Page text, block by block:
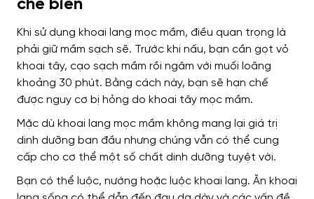
chế biến
Khi sử dụng khoai lang mọc mầm, điều quan trọng là
phải giữ mầm sạch sẽ. Trước khi nấu, bạn cần gọt vỏ
khoai tây, cạo sạch mầm rồi ngâm với muối loãng
khoảng 30 phút. Bằng cách này, bạn sẽ hạn chế
được nguy cơ bị hỏng do khoai tây mọc mầm.
Mặc dù khoai lang mọc mầm không mang lại giá trị
dinh dưỡng ban đầu nhưng chúng vẫn có thể cung
cấp cho cơ thể một số chất dinh dưỡng tuyệt vời.
Bạn có thể luộc, nướng hoặc luộc khoai lang. Ăn khoai